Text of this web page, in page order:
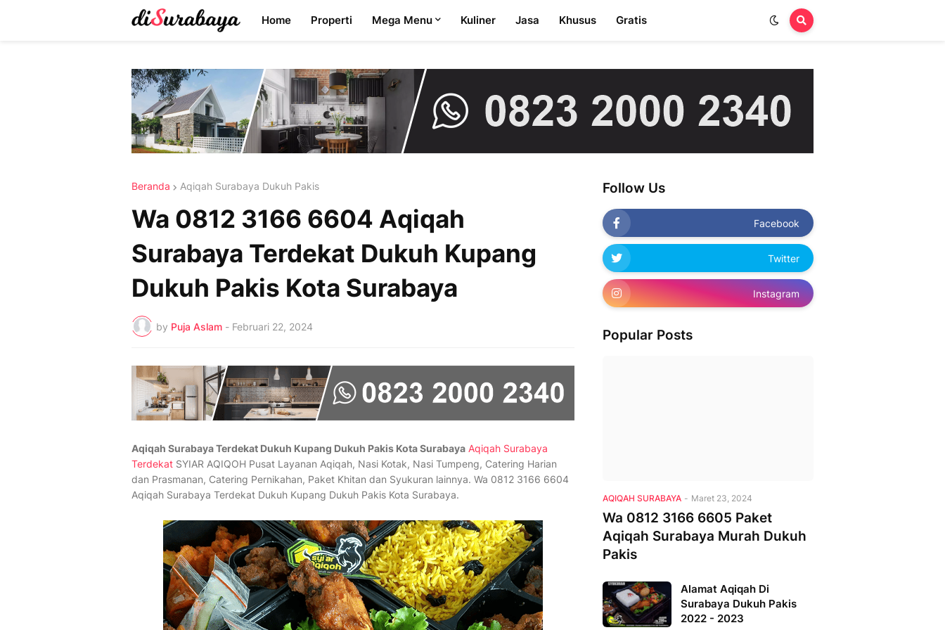
Home Properti Mega Menu Kuliner Jasa Khusus Gratis
Beranda Aqiqah Surabaya Dukuh Pakis
Wa 0812 3166 6604 Aqiqah
Surabaya Terdekat Dukuh Kupang
Dukuh Pakis Kota Surabaya
by Puja Aslam - Februari 22, 2024
Aqiqah Surabaya Terdekat Dukuh Kupang Dukuh Pakis Kota Surabaya Aqiqah Surabaya
Terdekat SYIAR AQIQOH Pusat Layanan Aqiqah, Nasi Kotak, Nasi Tumpeng, Catering Harian
dan Prasmanan, Catering Pernikahan, Paket Khitan dan Syukuran lainnya. Wa 0812 3166 6604
Aqiqah Surabaya Terdekat Dukuh Kupang Dukuh Pakis Kota Surabaya.
Follow Us
Facebook
Twitter
Instagram
Popular Posts
AQIQAH SURABAYA - Maret 23, 2024
Wa 0812 3166 6605 Paket
Aqiqah Surabaya Murah Dukuh
Pakis
Alamat Aqiqah Di
Surabaya Dukuh Pakis
2022 - 2023